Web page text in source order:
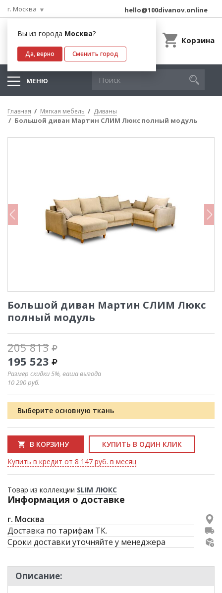
г. Москва
Вы из города Москва?
Да, верно Сменить город
hello@100divanov.online
Корзина
МЕНЮ
Главная Мягкая мебель Диваны
Большой диван Мартин СЛИМ Люкс полный модуль
Большой диван Мартин СЛИМ Люкс
полный модуль
205 813
195 523
Размер скидки 5%, ваша выгода
10 290руб.
Выберите основную ткань
В КОРЗИНУ
КУПИТЬ В ОДИН КЛИК
Купить в кредит от 8 147 руб. в месяц
Товар из коллекции SLIM ЛЮКС
Информация о доставке
г. Москва
Доставка по тарифам ТК.
Сроки доставки уточняйте у менеджера
Описание: